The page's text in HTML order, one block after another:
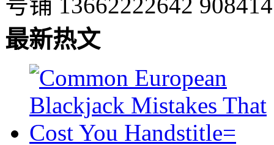
号铺 13662222642
最新热文